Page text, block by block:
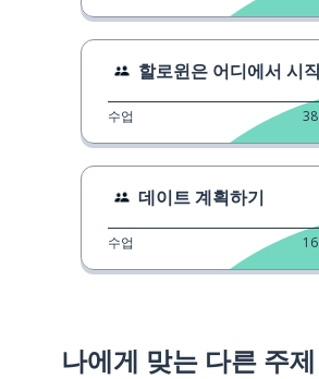
할로윈은 어디에서 시작
수업 38
데이트 계획하기
수업 16
나에게 맞는 다른 주